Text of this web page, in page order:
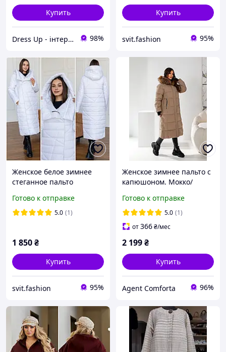
Купить
Dress Up - інтернет магазин жіночого одягу 98%
Купить
svit.fashion 95%
Женское белое зимнее
стеганное пальто
кнопках , с капюшоном
большого размера Р- 48-
Готово к отправке
5.0 (1)
1 850₴
Купить
svit.fashion 95%
Женское зимнее пальто с
капюшоном. Мокко/
Готово к отправке
5.0 (1)
от366₴/мес
2 199₴
Купить
Agent Comforta 96%